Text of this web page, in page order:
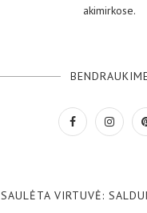
akimirkose.
SAULĖTA VIRTUVĖ: